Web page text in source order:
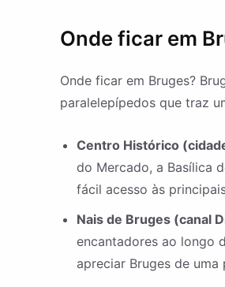
Onde ficar em
Onde ficar em Bruges?
paralelepípedos que traz
Centro Histórico
do Mercado, a Basílica
fácil acesso às
Nais de Bruges (canal
encantadores ao longo
apreciar Bruges de